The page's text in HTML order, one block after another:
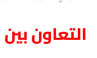
التعاون